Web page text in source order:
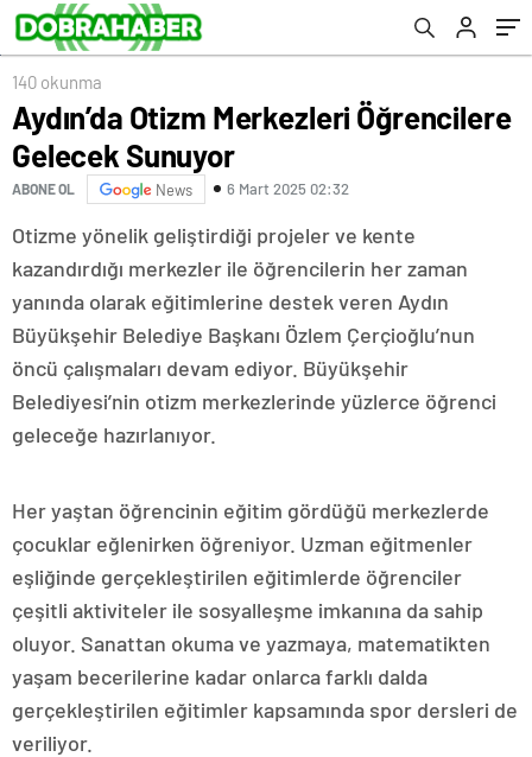
140 okunma
Aydın’da Otizm Merkezleri Öğrencilere
Gelecek Sunuyor
ABONE OL News 6 Mart 2025 02:32
Otizme yönelik geliştirdiği projeler ve kente
kazandırdığı merkezler ile öğrencilerin her zaman
yanında olarak eğitimlerine destek veren Aydın
Büyükşehir Belediye Başkanı Özlem Çerçioğlu’nun
öncü çalışmaları devam ediyor. Büyükşehir
Belediyesi’nin otizm merkezlerinde yüzlerce öğrenci
geleceğe hazırlanıyor.
Her yaştan öğrencinin eğitim gördüğü merkezlerde
çocuklar eğlenirken öğreniyor. Uzman eğitmenler
eşliğinde gerçekleştirilen eğitimlerde öğrenciler
çeşitli aktiviteler ile sosyalleşme imkanına da sahip
oluyor. Sanattan okuma ve yazmaya, matematikten
yaşam becerilerine kadar onlarca farklı dalda
gerçekleştirilen eğitimler kapsamında spor dersleri de
veriliyor.